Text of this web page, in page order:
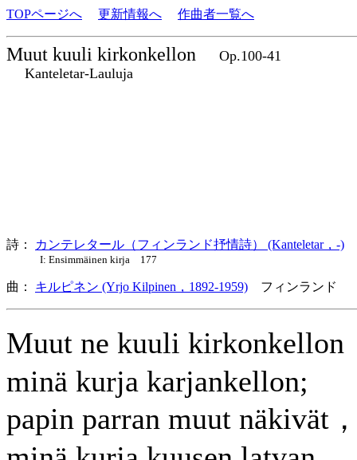
TOPページへ 更新情報へ 作曲者一覧へ
Muut kuuli kirkonkellon
Op.100-41
Kanteletar-Lauluja
詩： カンテレタール（フィンランド抒情詩） (Kanteletar，-)
I: Ensimmäinen kirja 177
曲： キルピネン (Yrjo Kilpinen，1892-1959) フィンランド
Muut ne kuuli kirkonkellon
minä kurja karjankellon;
papin parran muut näkivät